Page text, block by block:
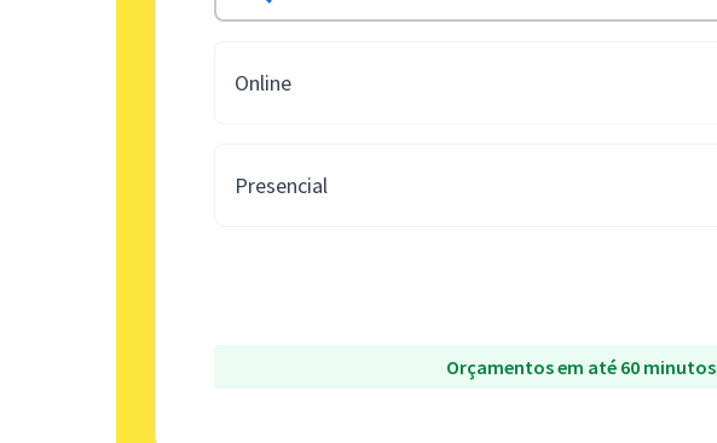
Online
Presencial
Orçamentos em até 60 minutos